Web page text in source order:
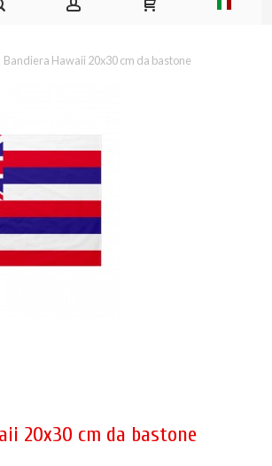
Bandiera Hawaii 20x30 cm da bastone
20x30 cm da bastone